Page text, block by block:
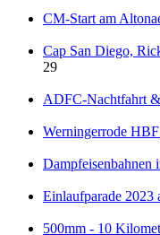
CM-Start am
Cap San Diego,
29
ADFC-Nachtfahrt
Werningerrode
Dampfeisenbahnen
Einlaufparade 2023
500mm - 10